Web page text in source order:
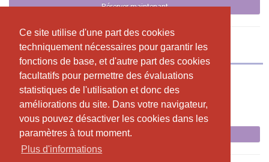
Ce site utilise d'une part des cookies
techniquement nécessaires pour garantir les
fonctions de base, et d'autre part des cookies
facultatifs pour permettre des évaluations
statistiques de l'utilisation et donc des
améliorations du site. Dans votre navigateur,
vous pouvez désactiver les cookies dans les
paramètres à tout moment.
Plus d'informations
Ce site utilise d'une part des cookies
techniquement nécessaires pour garantir les
fonctions de base, et d'autre part des cookies
facultatifs pour permettre des évaluations
statistiques de l'utilisation et donc des
améliorations du site. Dans votre navigateur,
vous pouvez désactiver les cookies dans les
paramètres à tout moment.
Plus d'informations
Réserver maintenant
Yoga at Night
22:00 - 23:00
Yogaraum
Réserver maintenant